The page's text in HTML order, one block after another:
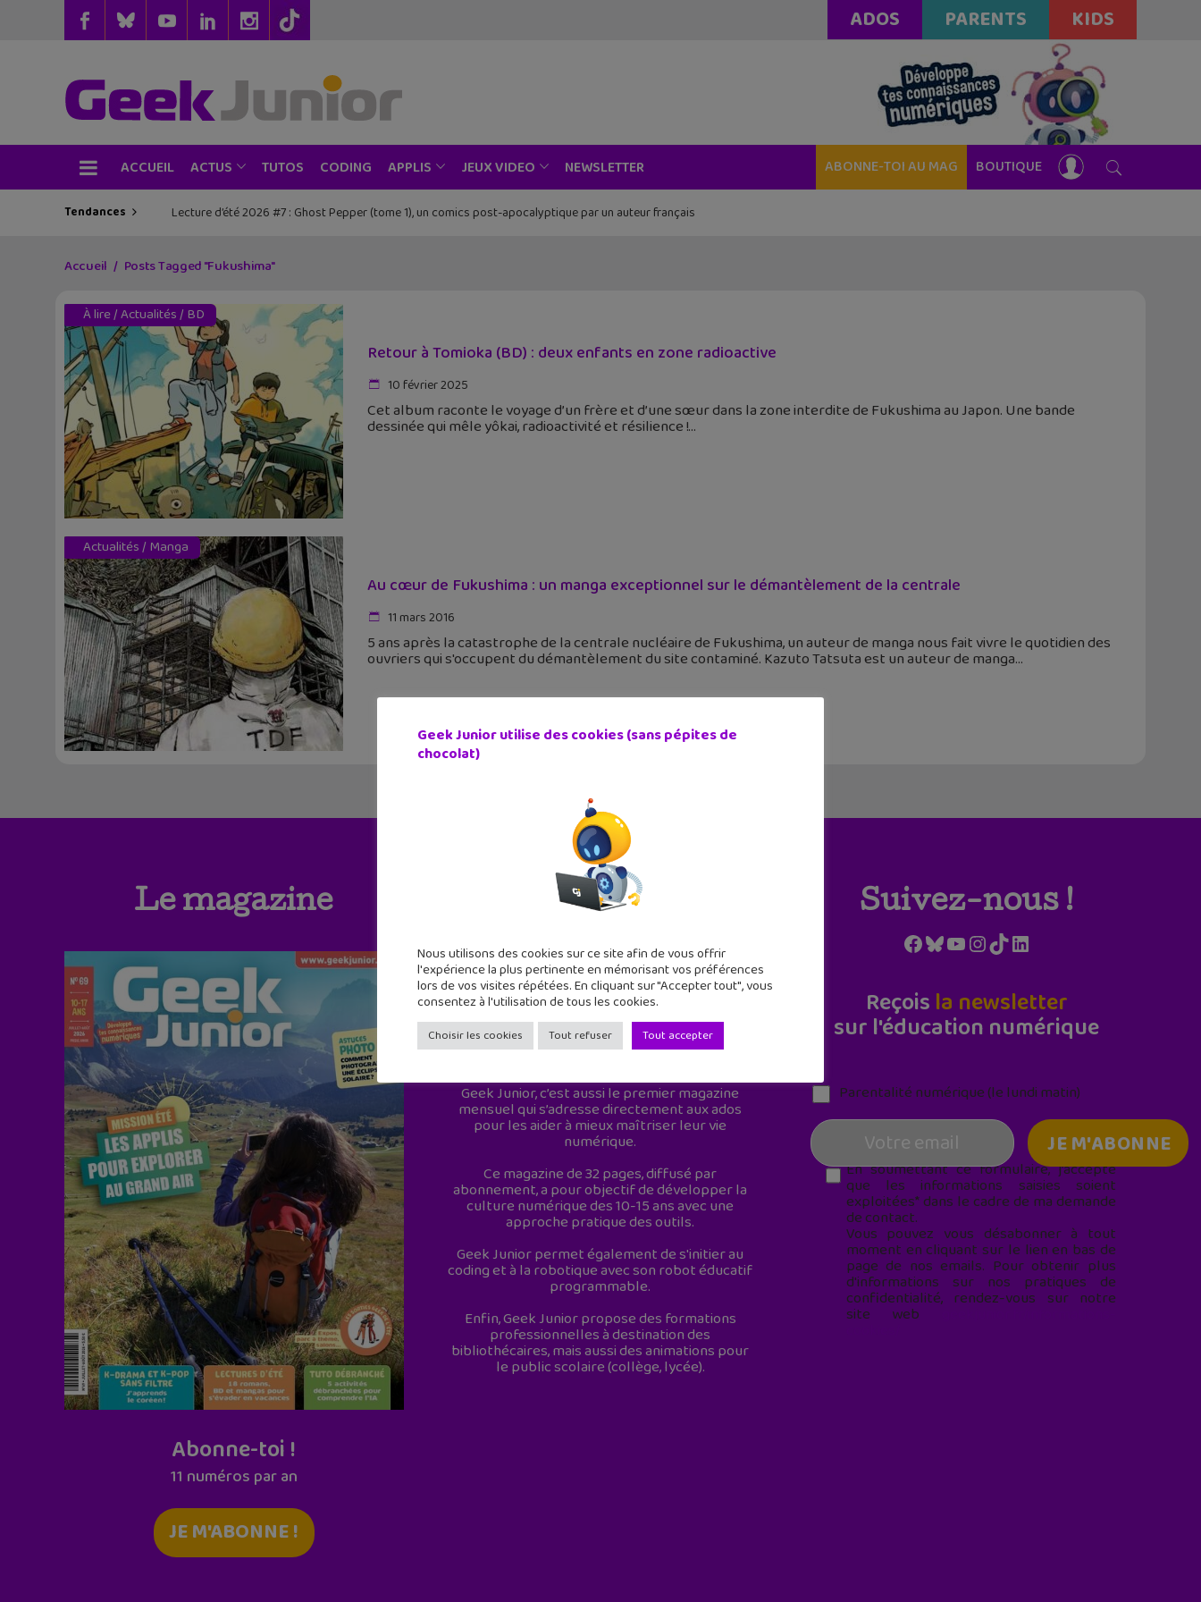
ADOS PARENTS KIDS
ACCUEIL ACTUS TUTOS CODING APPLIS JEUX VIDEO NEWSLETTER ABONNE-TOI AU MAG BOUTIQUE
Tendances Lecture d’été 2026 #7 : Ghost Pepper (tome 1), un comics post-apocalyptique par un auteur français
Accueil Posts Tagged "Fukushima"
À lire/Actualités/ BD
Retour à Tomioka (BD) : deux enfants en zone radioactive
10 février 2025
Cet album raconte le voyage d’un frère et d’une sœur dans la zone interdite de Fukushima au Japon. Une bande
dessinée qui mêle yôkai, radioactivité et résilience !
Actualités/ Manga
Au cœur de Fukushima : un manga exceptionnel sur le démantèlement de la centrale
11 mars 2016
5 ans après la catastrophe de la centrale nucléaire de Fukushima, un auteur de manga nous fait vivre le quotidien des
ouvriers qui s'occupent du démantèlement du site contaminé. Kazuto Tatsuta est un auteur de manga
Le magazine
Abonne-toi !
11 numéros par an
JE M'ABONNE !
Geek Junior est le premier site de culture
Geek Junior, c’est aussi le premier magazine
mensuel qui s’adresse directement aux ados
pour les aider à mieux maîtriser leur vie
numérique.
Ce magazine de 32 pages, diffusé par
abonnement, a pour objectif de développer la
culture numérique des 10-15 ans avec une
approche pratique des outils.
Geek Junior permet également de s'initier au
coding et à la robotique avec son robot éducatif
programmable.
Enfin, Geek Junior propose des formations
professionnelles à destination des
bibliothécaires, mais aussi des animations pour
le public scolaire (collège, lycée).
Suivez-nous !
Facebook
Bluesky
YouTube
Instagram
TikTokLinkedIn
Reçois la newsletter
sur l'éducation numérique
Parentalité numérique (le lundi matin)
En soumettant ce formulaire, j’accepte
que les informations saisies soient
exploitées* dans le cadre de ma demande
de contact.
Vous pouvez vous désabonner à tout
moment en cliquant sur le lien en bas de
page de nos emails. Pour obtenir plus
d'informations sur nos pratiques de
confidentialité, rendez-vous sur notre
site web
Geek Junior utilise des cookies (sans pépites de
chocolat)
Nous utilisons des cookies sur ce site afin de vous offrir
l'expérience la plus pertinente en mémorisant vos préférences
lors de vos visites répétées. En cliquant sur "Accepter tout", vous
consentez à l'utilisation de tous les cookies.
Choisir les cookies Tout refuser Tout accepter